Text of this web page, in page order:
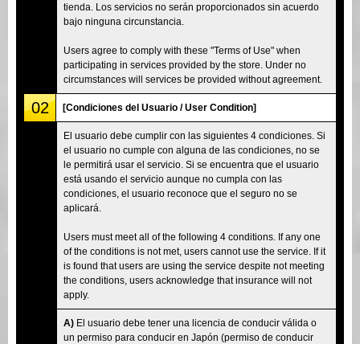
tienda. Los servicios no serán proporcionados sin acuerdo
bajo ninguna circunstancia.
Users agree to comply with these "Terms of Use" when
participating in services provided by the store. Under no
circumstances will services be provided without agreement.
02 [Condiciones del Usuario / User Condition]
El usuario debe cumplir con las siguientes 4 condiciones. Si
el usuario no cumple con alguna de las condiciones, no se
le permitirá usar el servicio. Si se encuentra que el usuario
está usando el servicio aunque no cumpla con las
condiciones, el usuario reconoce que el seguro no se
aplicará.
Users must meet all of the following 4 conditions. If any one
of the conditions is not met, users cannot use the service. If it
is found that users are using the service despite not meeting
the conditions, users acknowledge that insurance will not
apply.
A) El usuario debe tener una licencia de conducir válida o
un permiso para conducir en Japón (permiso de conducir